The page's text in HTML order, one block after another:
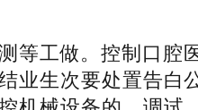
工做。控制口腔
业生次要处置告白